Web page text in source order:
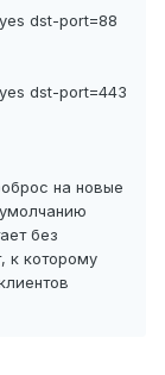
dst-port=88
dst-port=443
на новые
без
к которому